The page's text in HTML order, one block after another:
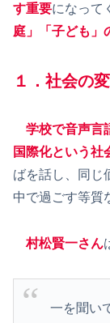
す重要になって
庭」「子ども」
１．社会の
学校で音声言
国際化という社
ばを話し、同じ
中で過ごす等質
村松賢一さん
一を聞い